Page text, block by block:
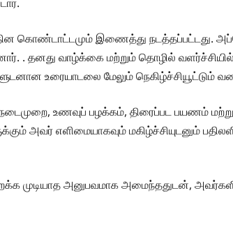
கொண்டாட்டமும் இணைத்து நடத்தப்பட்டது.
. தனது வாழ்க்கை மற்றும் தொழில்
உரையாடலை மேலும் நெகிழ்ச்சியூட்டும்
உணவுப் பழக்கம், திரைப்பட பயணம்
அவர் எளிமையாகவும் மகிழ்ச்சியுடனும்
முடியாத அனுபவமாக அமைந்ததுடன்,